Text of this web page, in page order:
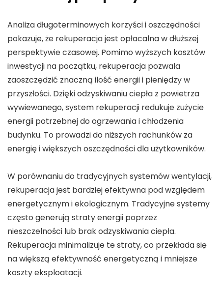
Analiza długoterminowych korzyści i oszczędności
pokazuje, że rekuperacja jest opłacalna w dłuższej
perspektywie czasowej. Pomimo wyższych kosztów
inwestycji na początku, rekuperacja pozwala
zaoszczędzić znaczną ilość energii i pieniędzy w
przyszłości. Dzięki odzyskiwaniu ciepła z powietrza
wywiewanego, system rekuperacji redukuje zużycie
energii potrzebnej do ogrzewania i chłodzenia
budynku. To prowadzi do niższych rachunków za
energię i większych oszczędności dla użytkowników.
W porównaniu do tradycyjnych systemów wentylacji,
rekuperacja jest bardziej efektywna pod względem
energetycznym i ekologicznym. Tradycyjne systemy
często generują straty energii poprzez
nieszczelności lub brak odzyskiwania ciepła.
Rekuperacja minimalizuje te straty, co przekłada się
na większą efektywność energetyczną i mniejsze
koszty eksploatacji.